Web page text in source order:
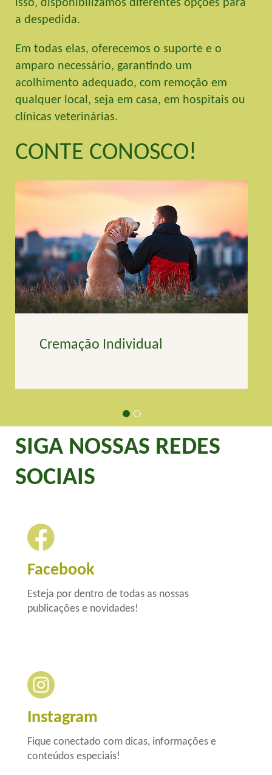
isso, disponibilizamos diferentes opções para
a despedida.
Em todas elas, oferecemos o suporte e o
amparo necessário, garantindo um
acolhimento adequado, com remoção em
qualquer local, seja em casa, em hospitais ou
clínicas veterinárias.
CONTE CONOSCO!
Cremação Individual
SIGA NOSSAS REDES
SOCIAIS
Facebook
Esteja por dentro de todas as nossas
publicações e novidades!
Instagram
Fique conectado com dicas, informações e
conteúdos especiais!